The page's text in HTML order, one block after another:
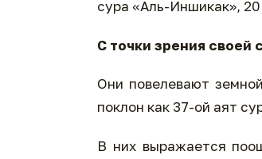
сура «Аль-Иншикак»,
С точки зрения
Они повелевают
поклон как 37-ой аят
В них выражается